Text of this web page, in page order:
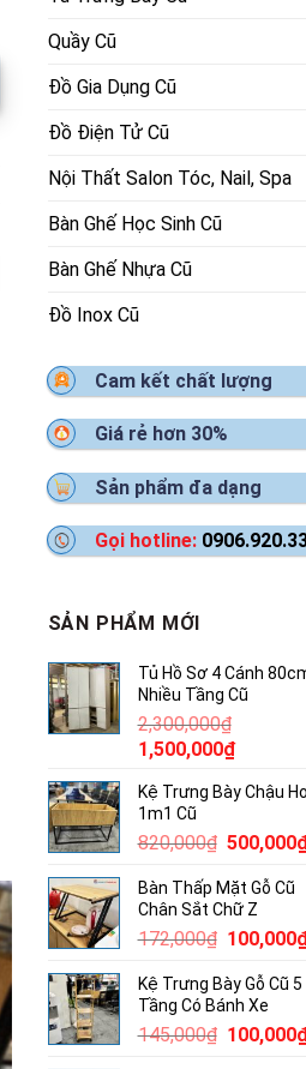
Quầy Cũ
Đồ Gia Dụng Cũ
Đồ Điện Tử Cũ
Nội Thất Salon Tóc, Nail, Spa
Bàn Ghế Học Sinh Cũ
Bàn Ghế Nhựa Cũ
Đồ Inox Cũ
Cam kết chất lượng
Giá rẻ hơn 30%
Sản phẩm đa dạng
Gọi hotline:
SẢN PHẨM MỚI
Tủ Hồ Sơ 4 Cánh
Nhiều Tầng Cũ
2,300,000₫
Giá
là:
2,300,000₫.
1,500,000₫Giá
tại
Kệ Trưng Bày Chậu
1m1 Cũ
820,000₫ Giá
là:
820,000₫.
500,000
Bàn Thấp Mặt Gỗ Cũ
Chân Sắt Chữ Z
172,000₫ Giá
là:
172,000₫.
100,000
Kệ Trưng Bày Gỗ Cũ 5
Tầng Có Bánh Xe
145,000₫ Giá
100,000